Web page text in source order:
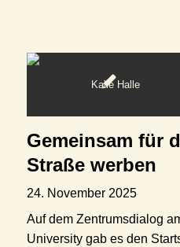
Gemeinsam für
Straße werben
24. November 2025
Auf dem Zentrumsdialog
University gab es den